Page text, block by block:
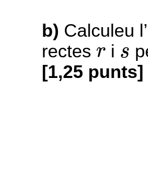
b) Calculeu
rectes r
r i s
s
[1,25 punts]